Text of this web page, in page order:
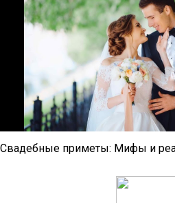
Свадебные приметы: Мифы и